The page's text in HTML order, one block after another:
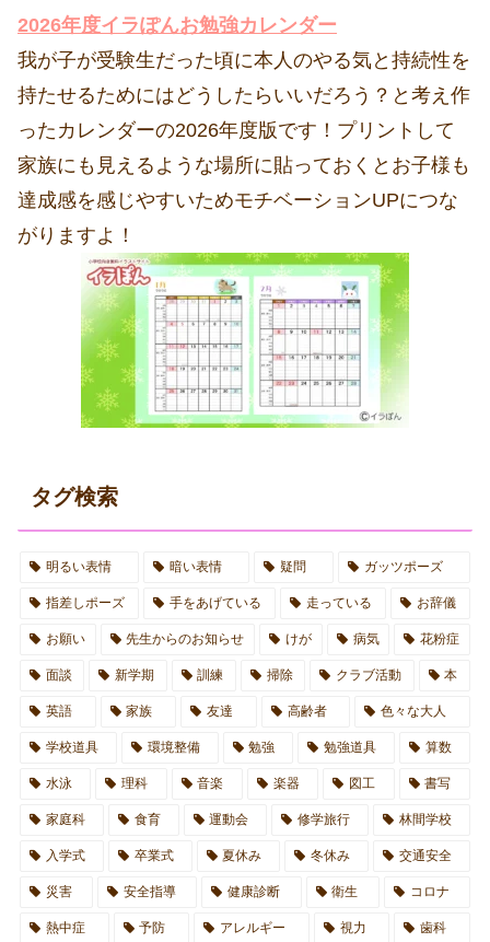
2026年度イラぽんお勉強カレンダー
我が子が受験生だった頃に本人のやる気と持続性を
持たせるためにはどうしたらいいだろう？と考え作
ったカレンダーの2026年度版です！プリントして
家族にも見えるような場所に貼っておくとお子様も
達成感を感じやすいためモチベーションUPにつな
がりますよ！
タグ検索
明るい表情 暗い表情 疑問 ガッツポーズ
指差しポーズ 手をあげている 走っている お辞儀
お願い 先生からのお知らせ けが 病気 花粉症
面談 新学期 訓練 掃除 クラブ活動 本
英語 家族 友達 高齢者 色々な大人
学校道具 環境整備 勉強 勉強道具 算数
水泳 理科 音楽 楽器 図工 書写
家庭科 食育 運動会 修学旅行 林間学校
入学式 卒業式 夏休み 冬休み 交通安全
災害 安全指導 健康診断 衛生 コロナ
熱中症 予防 アレルギー 視力 歯科